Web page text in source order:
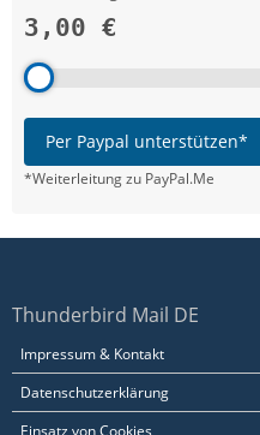
3,00 €
Per Paypal unterstützen*
*Weiterleitung zu PayPal.Me
Thunderbird Mail DE
Impressum & Kontakt
Datenschutzerklärung